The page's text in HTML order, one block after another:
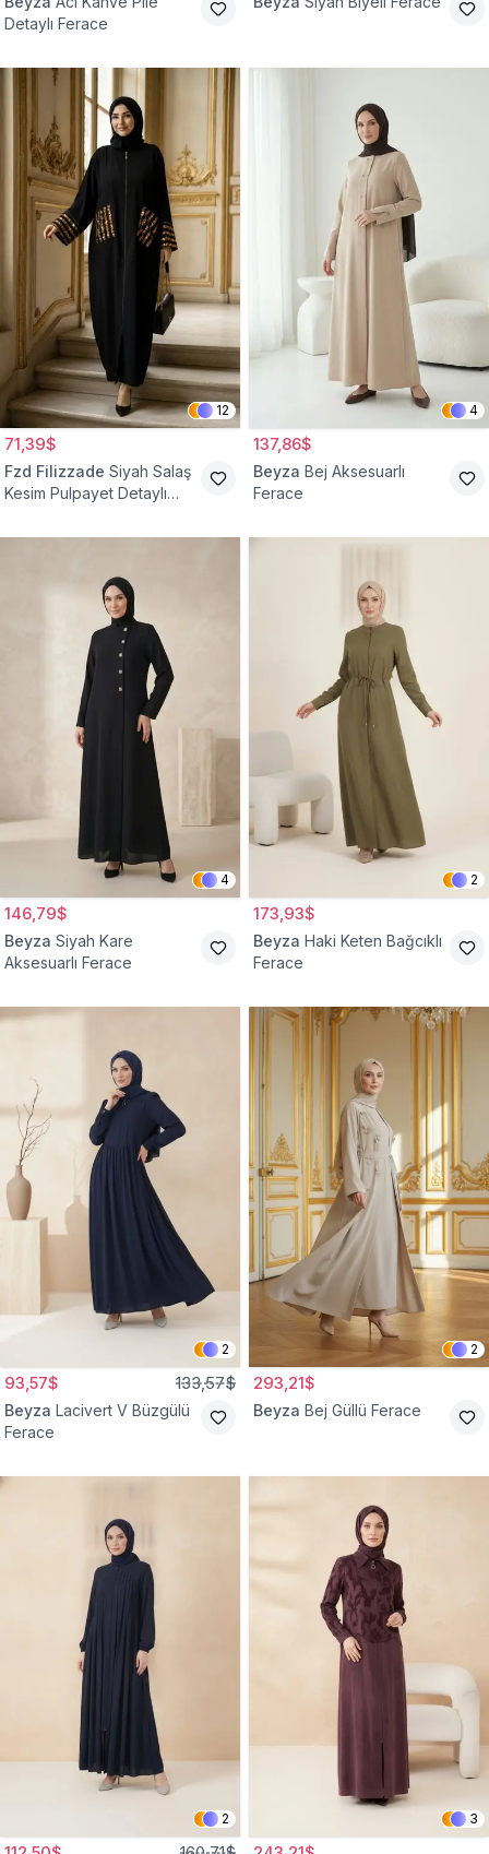
Detaylı Ferace
12
71,39$
Fzd Filizzade Siyah Salaş
Kesim Pulpayet Detaylı
4
137,86$
Beyza Bej Aksesuarlı
Ferace
4
146,79$
Beyza Siyah Kare
Aksesuarlı Ferace
2
173,93$
Beyza Haki Keten Bağcıklı
Ferace
2
93,57$ 133,57$
Beyza Lacivert V Büzgülü
Ferace
2
293,21$
Beyza Bej Güllü Ferace
2 3